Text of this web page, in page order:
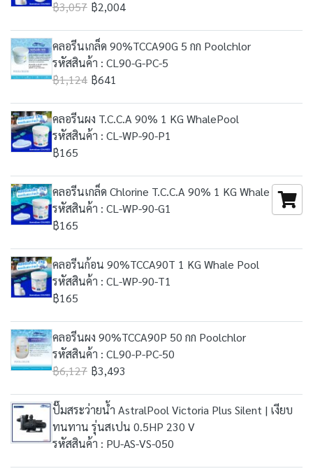
฿3,057 ฿2,004
คลอรีนเกล็ด 90%TCCA90G 5 กก Poolchlor
รหัสสินค้า : CL90-G-PC-5
฿1,124 ฿641
คลอรีนผง T.C.C.A 90% 1 KG WhalePool
รหัสสินค้า : CL-WP-90-P1
฿165
คลอรีนเกล็ด Chlorine T.C.C.A 90% 1 KG Whale Pool
รหัสสินค้า : CL-WP-90-G1
฿165
คลอรีนก้อน 90%TCCA90T 1 KG Whale Pool
รหัสสินค้า : CL-WP-90-T1
฿165
คลอรีนผง 90%TCCA90P 50 กก Poolchlor
รหัสสินค้า : CL90-P-PC-50
฿6,127 ฿3,493
ปั๊มสระว่ายน้ำ AstralPool Victoria Plus Silent | เงียบ
ทนทาน รุ่นสเปน 0.5HP 230 V
รหัสสินค้า : PU-AS-VS-050